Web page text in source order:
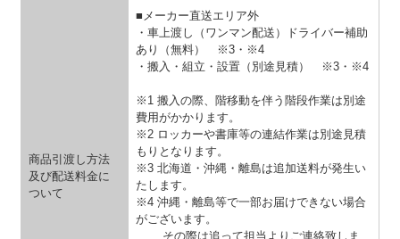
商品引渡し方法
及び配送料金に
ついて
■メーカー直送エリア外
・車上渡し（ワンマン配送）ドライバー補助
あり（無料）
※3・※4
・搬入・組立・設置（別途見積）
※3・※4
※1 搬入の際、階移動を伴う階段作業は別途
費用がかかります。
※2 ロッカーや書庫等の連結作業は別途見積
もりとなります。
※3 北海道・沖縄・離島は追加送料が発生い
たします。
※4 沖縄・離島等で一部お届けできない場合
がございます。
その際は追って担当よりご連絡致しま